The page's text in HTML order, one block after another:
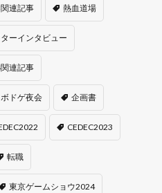
連記事 熱血道場
ーインタビュー
連記事
ボドゲ夜会 企画書
CEDEC2023
転職
東京ゲームショウ2024